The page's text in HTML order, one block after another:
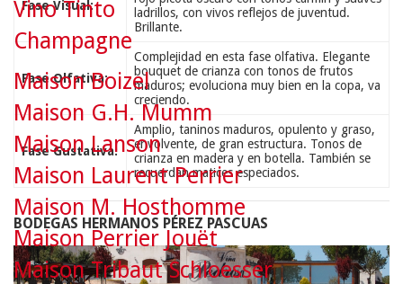
Fase Visual:
ladrillos, con vivos reflejos de juventud.
Brillante.
Fase Olfativa:
Complejidad en esta fase olfativa. Elegante
bouquet de crianza con tonos de frutos
maduros; evoluciona muy bien en la copa, va
creciendo.
Fase Gustativa:
Amplio, taninos maduros, opulento y graso,
envolvente, de gran estructura. Tonos de
crianza en madera y en botella. También se
recuerdan matices especiados.
BODEGAS HERMANOS PÉREZ PASCUAS
Vino Tinto
Champagne
Maison Boizel
Maison G.H. Mumm
Maison Lanson
Maison Laurent Perrier
Maison M. Hosthomme
Maison Perrier Jouët
Maison Tribaut Schloesser